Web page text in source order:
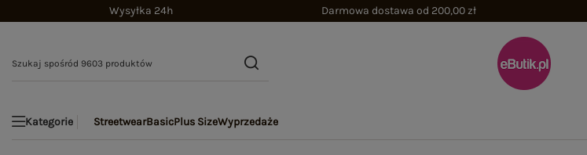
Wysyłka 24h Darmowa dostawa od 200,00 zł
Kategorie StreetwearBasicPlus SizeWyprzedaże